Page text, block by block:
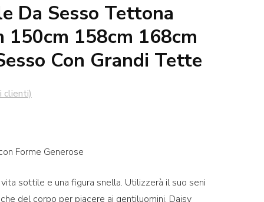
Da Sesso Tettona
150cm 158cm 168cm
Con Grandi Tette
clienti)
Forme Generose
sottile e una figura snella. Utilizzerà il suo seni
del corpo per piacere ai gentiluomini. Daisy